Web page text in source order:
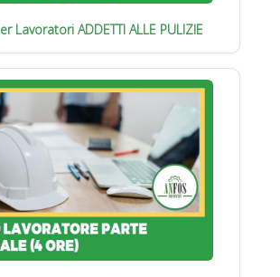
Lavoratori ADDETTI ALLE PULIZIE